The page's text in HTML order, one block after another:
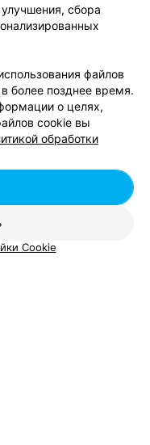
улучшения, сбора
файлов
более позднее время.
о целях,
cookie вы
обработки
Cookie